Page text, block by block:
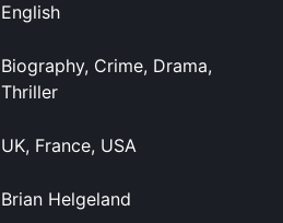
English
Biography, Crime, Drama,
Thriller
UK, France, USA
Brian Helgeland